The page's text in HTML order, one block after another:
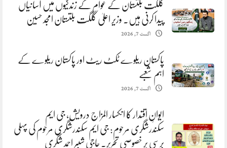
گلگت بلتستان کے عوام کے زندگیوں میں آسانیاں
پیدا کرنی ہیں. وزیر اعلیٰ گلگت بلتستان امجد حسین
اگست 7, 2026
پاکستان ریلوے ٹکٹ ریٹ اور پاکستان ریلوے کے
اہم شعبے
اگست 7, 2026
ایوانِ اقتدار کا انکسار المزاج درویش، جی ایم
سکندرشگری مرحوم: جی ایم سکندرشگری مرحوم کی پہلی
برسی پر خصوصی تحریر. حاجی شبیر احمد شگری